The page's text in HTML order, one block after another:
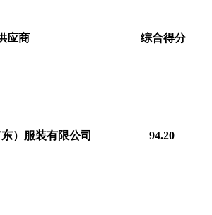
应商 综合得分
）服装有限公司 94.20